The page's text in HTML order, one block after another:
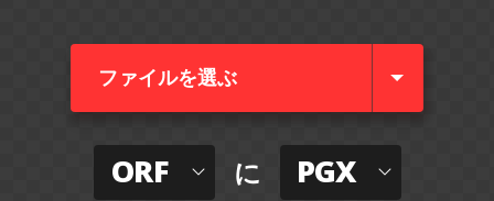
ファイルを選ぶ
ORF に PGX